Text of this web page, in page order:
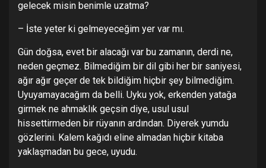
gelecek misin benimle uzatma?
– İste yeter ki gelmeyeceğim yer var mı.
Gün doğsa, evet bir alacağı var bu zamanın, derdi ne,
neden geçmez. Bilmediğim bir dil gibi her bir saniyesi,
ağır ağır geçer de tek bildiğim hiçbir şey bilmediğim.
Uyuyamayacağım da belli. Uyku yok, erkenden yatağa
girmek ne ahmaklık geçsin diye, usul usul
hissettirmeden bir rüyanın ardından. Diyerek yumdu
gözlerini. Kalem kağıdı eline almadan hiçbir kitaba
yaklaşmadan bu gece, uyudu.